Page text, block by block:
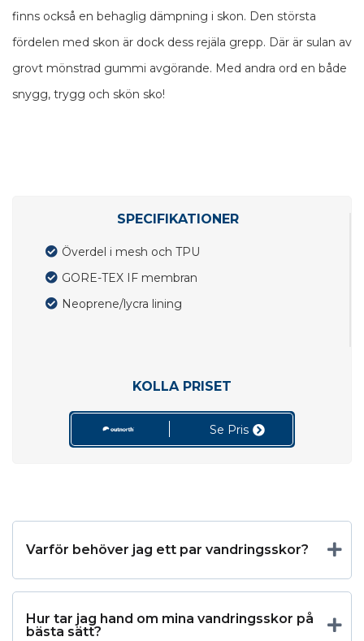
finns också en behaglig dämpning i skon. Den största
fördelen med skon är dock dess rejäla grepp. Där är sulan av
grovt mönstrad gummi avgörande. Med andra ord en både
snygg, trygg och skön sko!
SPECIFIKATIONER
Överdel i mesh och TPU
GORE-TEX IF membran
Neoprene/lycra lining
KOLLA PRISET
Se Pris
Varför behöver jag ett par vandringsskor?
Hur tar jag hand om mina vandringsskor på
bästa sätt?